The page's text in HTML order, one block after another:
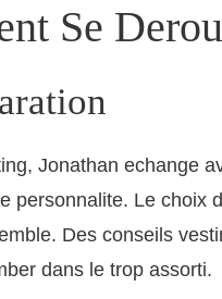
Se
Jonathan echange
personnalite. Le choix
Des conseils
dans le trop assorti.